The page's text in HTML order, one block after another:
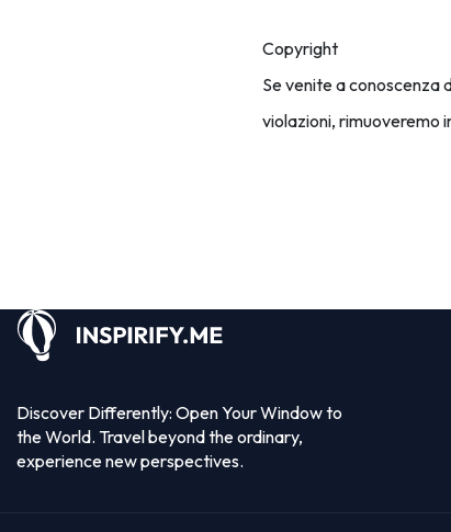
Copyright
Se venite a conoscenza
violazioni, rimuoveremo
Discover Differently: Open Your Window to
the World. Travel beyond the ordinary,
experience new perspectives.